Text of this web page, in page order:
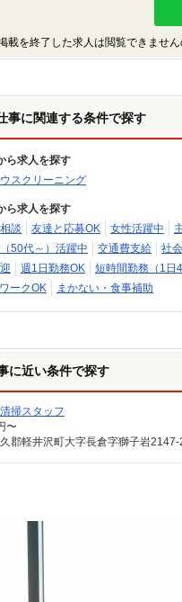
載を終了した求人は閲覧できません
事に関連する条件で探す
ら求人を探す
スクリーニング
ら求人を探す
談
友達と応募OK 女性活躍中
50代～）活躍中
交通費支給 社
週1日勤務OK 短時間勤務（1日
ークOK
まかない・食事補助
に近い条件で探す
掃スタッフ
〜